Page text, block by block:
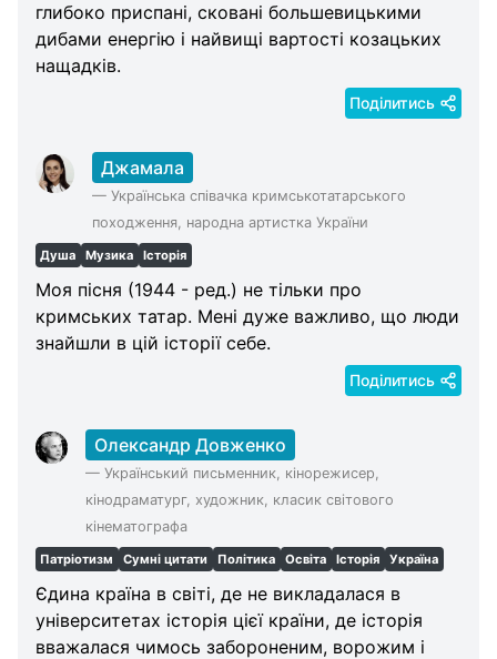
глибоко приспані, сковані большевицькими
дибами енергію і найвищі вартості козацьких
нащадків.
Поділитись
Джамала
— Українська співачка кримськотатарського
походження, народна артистка України
Душа Музика Історія
Моя пісня (1944 - ред.) не тільки про
кримських татар. Мені дуже важливо, що люди
знайшли в цій історії себе.
Поділитись
Олександр Довженко
—Український письменник, кінорежисер,
кінодраматург, художник, класик світового
кінематографа
Патріотизм Сумні цитати Політика Освіта Історія Україна
Єдина країна в світі, де не викладалася в
університетах історія цієї країни, де історія
вважалася чимось забороненим, ворожим і